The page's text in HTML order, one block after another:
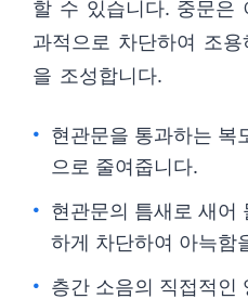
할 수 있습니다. 중문은
과적으로 차단하여 조
을 조성합니다.
현관문을 통과하는 복
으로 줄여줍니다.
현관문의 틈새로 새어
하게 차단하여 아늑함
층간 소음의 직접적인